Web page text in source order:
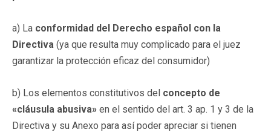
a) La conformidad del Derecho español con la
Directiva (ya que resulta muy complicado para el juez
garantizar la protección eficaz del consumidor)
b) Los elementos constitutivos del concepto de
«cláusula abusiva» en el sentido del art. 3 ap. 1 y 3 de la
Directiva y su Anexo para así poder apreciar si tienen